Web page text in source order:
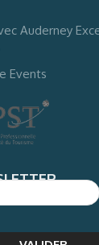
Auderney
Events